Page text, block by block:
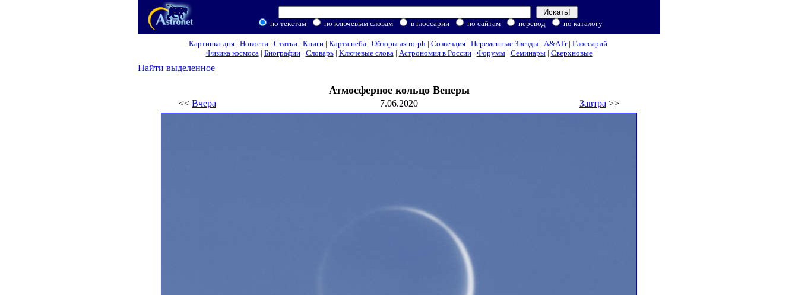
по текстам по ключевым словам в глоссарии по сайтам перевод по каталогу
Картинка дня | Новости | Статьи | Книги | Карта неба | Обзоры astro-ph | Созвездия | Переменные Звезды | A&ATr| Глоссарий
Физика космоса| Биографии| Словарь| Ключевые слова| Астрономия в России| Форумы| Семинары| Сверхновые
Найти выделенное
Атмосферное кольцо Венеры
<< Вчера 7.06.2020 Завтра >>